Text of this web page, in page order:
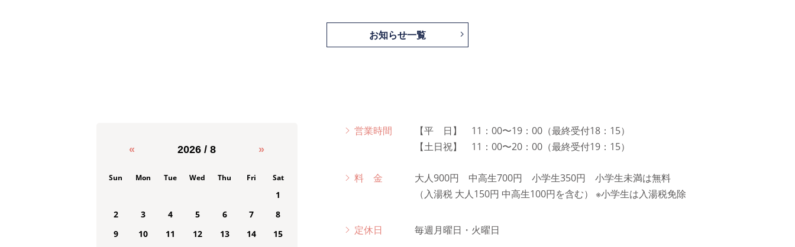
お知らせ一覧
« 2026 / 8 »
Sun Mon Tue Wed Thu Fri Sat
1
2
3 4 5 6 7
8
9
10 11 12 13 14
15
営業時間
【平 日】 11：00〜19：00（最終受付18：15）
【土日祝】 11：00〜20：00（最終受付19：15）
料 金
大人900円 中高生700円 小学生350円 小学生未満は無料
（入湯税 大人150円 中高生100円を含む） ※小学生は入湯税免除
定休日 毎週月曜日・火曜日